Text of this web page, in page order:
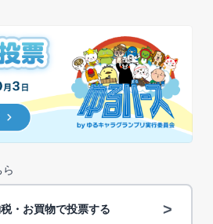
・お買物で投票する >